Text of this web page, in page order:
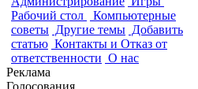
Рабочий стол
Компьютерные
советы Другие темы Добавить
статью Контакты и Отказ от
ответственности О нас
Реклама
Голосования